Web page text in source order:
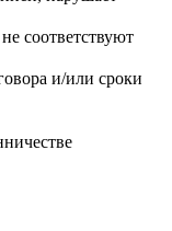
соответствуют
и/или сроки